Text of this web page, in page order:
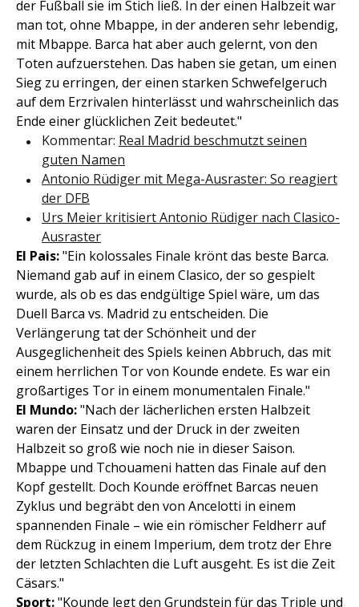
der Fußball sie im Stich ließ. In der einen Halbzeit war
man tot, ohne Mbappe, in der anderen sehr lebendig,
mit Mbappe. Barca hat aber auch gelernt, von den
Toten aufzuerstehen. Das haben sie getan, um einen
Sieg zu erringen, der einen starken Schwefelgeruch
auf dem Erzrivalen hinterlässt und wahrscheinlich das
Ende einer glücklichen Zeit bedeutet."
Kommentar: Real Madrid beschmutzt seinen
guten Namen
Antonio Rüdiger mit Mega-Ausraster: So reagiert
der DFB
Urs Meier kritisiert Antonio Rüdiger nach Clasico-
Ausraster
El Pais:"Ein kolossales Finale krönt das beste Barca.
Niemand gab auf in einem Clasico, der so gespielt
wurde, als ob es das endgültige Spiel wäre, um das
Duell Barca vs. Madrid zu entscheiden. Die
Verlängerung tat der Schönheit und der
Ausgeglichenheit des Spiels keinen Abbruch, das mit
einem herrlichen Tor von Kounde endete. Es war ein
großartiges Tor in einem monumentalen Finale."
El Mundo:"Nach der lächerlichen ersten Halbzeit
waren der Einsatz und der Druck in der zweiten
Halbzeit so groß wie noch nie in dieser Saison.
Mbappe und Tchouameni hatten das Finale auf den
Kopf gestellt. Doch Kounde eröffnet Barcas neuen
Zyklus und begräbt den von Ancelotti in einem
spannenden Finale – wie ein römischer Feldherr auf
dem Rückzug in einem Imperium, dem trotz der Ehre
der letzten Schlachten die Luft ausgeht. Es ist die Zeit
Cäsars."
Sport:"Kounde legt den Grundstein für das Triple und